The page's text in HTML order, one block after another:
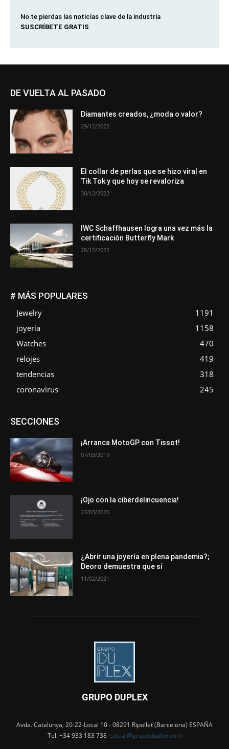
No te pierdas las noticias clave de la industria
SUSCRÍBETE GRATIS
DE VUELTA AL PASADO
Diamantes creados, ¿moda o valor?
29/12/2022
El collar de perlas que se hizo viral en
Tik Tok y que hoy se revaloriza
30/12/2022
IWC Schaffhausen logra una vez más la
certificación Butterfly Mark
28/12/2022
# MÁS POPULARES
Jewelry
1191
joyería
1158
Watches
470
relojes
419
tendencias
318
coronavirus
245
SECCIONESAsociaciones
Novedades
Opiniones Premios Secciones
¡Arranca MotoGP con Tissot!
07/03/2019
¡Ojo con la ciberdelincuencia!
27/03/2020
¿Abrir una joyería en plena pandemia?;
Deoro demuestra que sí
11/02/2021
GRUPO DUPLEX
Avda. Catalunya, 20-22-Local 10 - 08291 Ripollet (Barcelona) ESPAÑA
Tel. +34 933 183 738 -social@grupoduplex.com